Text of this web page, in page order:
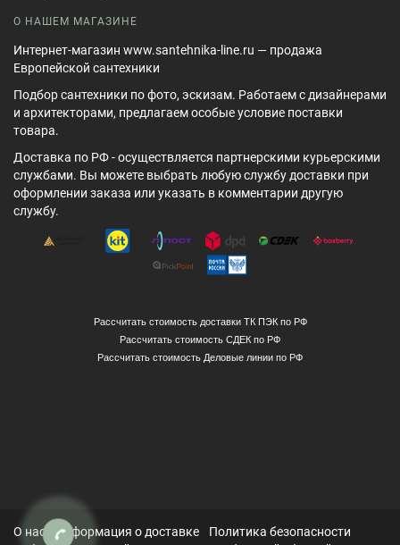
О НАШЕМ МАГАЗИНЕ
Интернет-магазин www.santehnika-line.ru — продажа
Европейской сантехники
Подбор сантехники по фото, эскизам. Работаем с дизайнерами
и архитекторами, предлагаем особые условие поставки
товара.
Доставка по РФ - осуществляется партнерскими курьерскими
службами. Вы можете выбрать любую службу доставки при
оформлении заказа или указать в комментарии другую
службу.
Рассчитать стоимость доставки ТК ПЭК по РФ
Рассчитать стоимость СДЕК по РФ
Рассчитать стоимость Деловые линии по РФ
О нас Информация о доставке
Политика безопасности